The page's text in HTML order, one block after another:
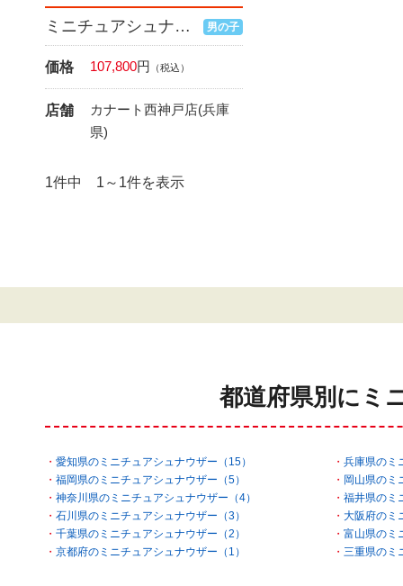
ミニチュアシュナウザー 男の子
価格 107,800円 （税込）
店舗
カナート西神戸店(兵庫
県)
1件中 1～1件を表示
都道府県別にミ
愛知県のミニチュアシュナウザー（15）
兵庫県のミ
福岡県のミニチュアシュナウザー（5）
岡山県のミ
神奈川県のミニチュアシュナウザー（4）
福井県のミ
石川県のミニチュアシュナウザー（3）
大阪府のミ
千葉県のミニチュアシュナウザー（2）
富山県のミ
京都府のミニチュアシュナウザー（1）
三重県のミ